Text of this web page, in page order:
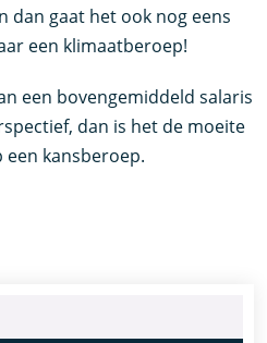
dan gaat het ook nog eens
een klimaatberoep!
een bovengemiddeld salaris
dan is het de moeite
kansberoep.